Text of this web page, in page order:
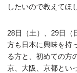
したいので教えてほ
28日（土）、29日（
方も日本に興味を持
る方と、初めての方
京、大阪、京都とい